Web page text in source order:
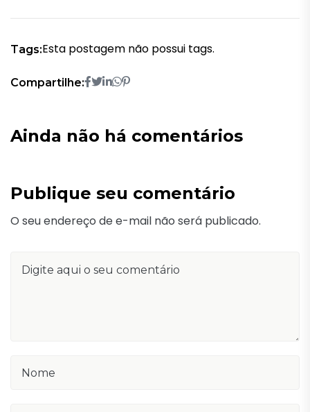
Tags:Esta postagem não possui tags.
Compartilhe:
Ainda não há comentários
Publique seu comentário
O seu endereço de e-mail não será publicado.